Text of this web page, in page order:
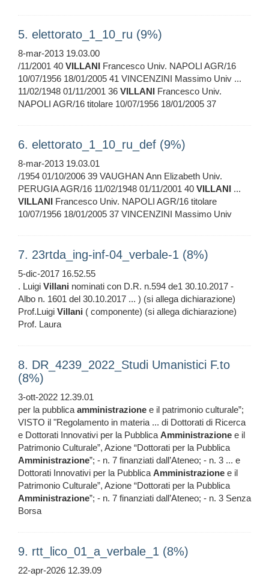
5. elettorato_1_10_ru (9%)
8-mar-2013 19.03.00
/11/2001 40 VILLANI Francesco Univ. NAPOLI AGR/16
10/07/1956 18/01/2005 41 VINCENZINI Massimo Univ ...
11/02/1948 01/11/2001 36 VILLANI Francesco Univ.
NAPOLI AGR/16 titolare 10/07/1956 18/01/2005 37
6. elettorato_1_10_ru_def (9%)
8-mar-2013 19.03.01
/1954 01/10/2006 39 VAUGHAN Ann Elizabeth Univ.
PERUGIA AGR/16 11/02/1948 01/11/2001 40 VILLANI ...
VILLANI Francesco Univ. NAPOLI AGR/16 titolare
10/07/1956 18/01/2005 37 VINCENZINI Massimo Univ
7. 23rtda_ing-inf-04_verbale-1 (8%)
5-dic-2017 16.52.55
. Luigi Villani nominati con D.R. n.594 de1 30.10.2017 -
Albo n. 1601 del 30.10.2017 ... ) (si allega dichiarazione)
Prof.Luigi Villani ( componente) (si allega dichiarazione)
Prof. Laura
8. DR_4239_2022_Studi Umanistici F.to
(8%)
3-ott-2022 12.39.01
per la pubblicaamministrazione e il patrimonio culturale”;
VISTO il "Regolamento in materia ... di Dottorati di Ricerca
e Dottorati Innovativi per la PubblicaAmministrazione e il
Patrimonio Culturale”, Azione “Dottorati per la Pubblica
Amministrazione”; - n. 7 finanziati dall’Ateneo; - n. 3 ... e
Dottorati Innovativi per la PubblicaAmministrazione e il
Patrimonio Culturale”, Azione “Dottorati per la Pubblica
Amministrazione”; - n. 7 finanziati dall’Ateneo; - n. 3 Senza
Borsa
9. rtt_lico_01_a_verbale_1 (8%)
22-apr-2026 12.39.09